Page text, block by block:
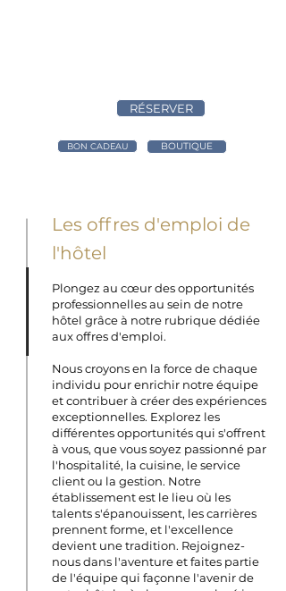
RÉSERVER
BOUTIQUE
BON CADEAU
Les offres d'emploi de
l'hôtel
Plongez au cœur des opportunités
professionnelles au sein de notre
hôtel grâce à notre rubrique dédiée
aux offres d'emploi.
Nous croyons en la force de chaque
individu pour enrichir notre équipe
et contribuer à créer des expériences
exceptionnelles. Explorez les
différentes opportunités qui s'offrent
à vous, que vous soyez passionné par
l'hospitalité, la cuisine, le service
client ou la gestion. Notre
établissement est le lieu où les
talents s'épanouissent, les carrières
prennent forme, et l'excellence
devient une tradition. Rejoignez-
nous dans l'aventure et faites partie
de l'équipe qui façonne l'avenir de